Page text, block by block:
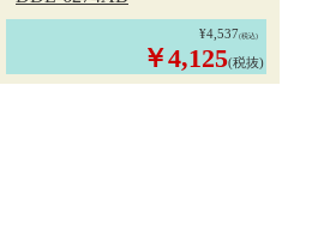
¥4,537(税込)
￥4,125(税抜)